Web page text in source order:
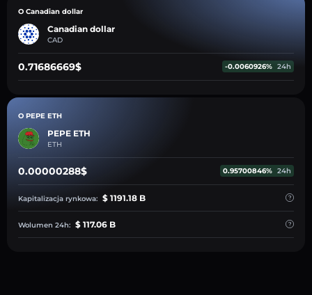
O Canadian dollar
Canadian dollar
CAD
0.71686669$ -0.0060926% 24h
O PEPE ETH
PEPE ETH
ETH
0.00000288$ 0.95700846% 24h
Kapitalizacja rynkowa: $ 1191.18 B
Wolumen 24h: $ 117.06 B